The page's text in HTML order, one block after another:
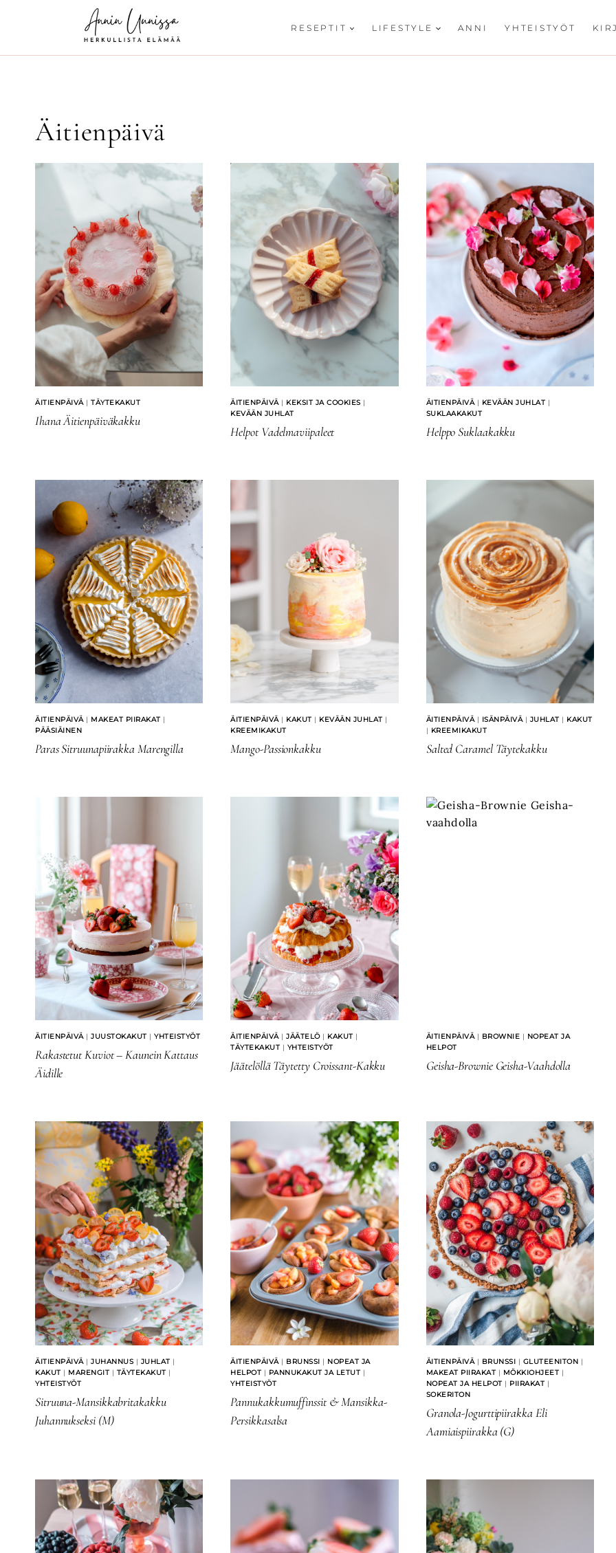
RESEPTIT LIFESTYLE ANNI YHTEISTYÖT
Äitienpäivä
ÄITIENPÄIVÄ| TÄYTEKAKUT
Ihana Äitienpäiväkakku
ÄITIENPÄIVÄ| KEKSIT JA COOKIES |
KEVÄÄN JUHLAT
Helpot Vadelmaviipaleet
ÄITIENPÄIVÄ| KEVÄÄN JUHLAT |
SUKLAAKAKUT
Helppo Suklaakakku
ÄITIENPÄIVÄ| MAKEAT PIIRAKAT |
PÄÄSIÄINEN
Paras Sitruunapiirakka Marengilla
ÄITIENPÄIVÄ| KAKUT | KEVÄÄN JUHLAT |
KREEMIKAKUT
Mango-Passionkakku
ÄITIENPÄIVÄ| ISÄNPÄIVÄ| JUHLAT | KAKUT
| KREEMIKAKUT
Salted Caramel Täytekakku
ÄITIENPÄIVÄ| JUUSTOKAKUT | YHTEISTYÖT
Rakastetut Kuviot – Kaunein Kattaus
Äidille
ÄITIENPÄIVÄ|JÄÄTELÖ| KAKUT |
TÄYTEKAKUT | YHTEISTYÖT
Jäätelöllä Täytetty Croissant-Kakku
ÄITIENPÄIVÄ| BROWNIE | NOPEAT JA
HELPOT
Geisha-Brownie Geisha-Vaahdolla
ÄITIENPÄIVÄ | JUHANNUS | JUHLAT |
KAKUT | MARENGIT | TÄYTEKAKUT |
YHTEISTYÖT
Sitruuna-Mansikkabritakakku
Juhannukseksi (M)
ÄITIENPÄIVÄ | BRUNSSI | NOPEAT JA
HELPOT | PANNUKAKUT JA LETUT |
YHTEISTYÖT
Pannukakkumuffinssit & Mansikka-
Persikkasalsa
ÄITIENPÄIVÄ | BRUNSSI | GLUTEENITON |
MAKEAT PIIRAKAT | MÖKKIOHJEET |
NOPEAT JA HELPOT | PIIRAKAT |
SOKERITON
Granola-Jogurttipiirakka Eli
Aamiaispiirakka (G)